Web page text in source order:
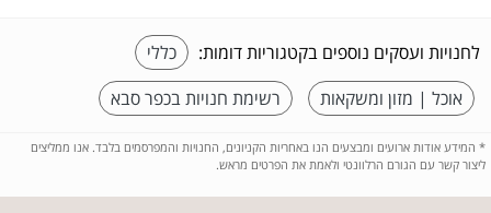
לחנויות ועסקים נוספים בקטגוריות דומות:
כללי
אוכל | מזון ומשקאות
רשימת חנויות בכפר סבא
* המידע אודות ארועים ומבצעים הנו באחריות הקניונים, החנויות והמפרסמים בלבד. אנו ממליצים
ליצור קשר עם הגורם הרלוונטי ולאמת את הפרטים מראש.